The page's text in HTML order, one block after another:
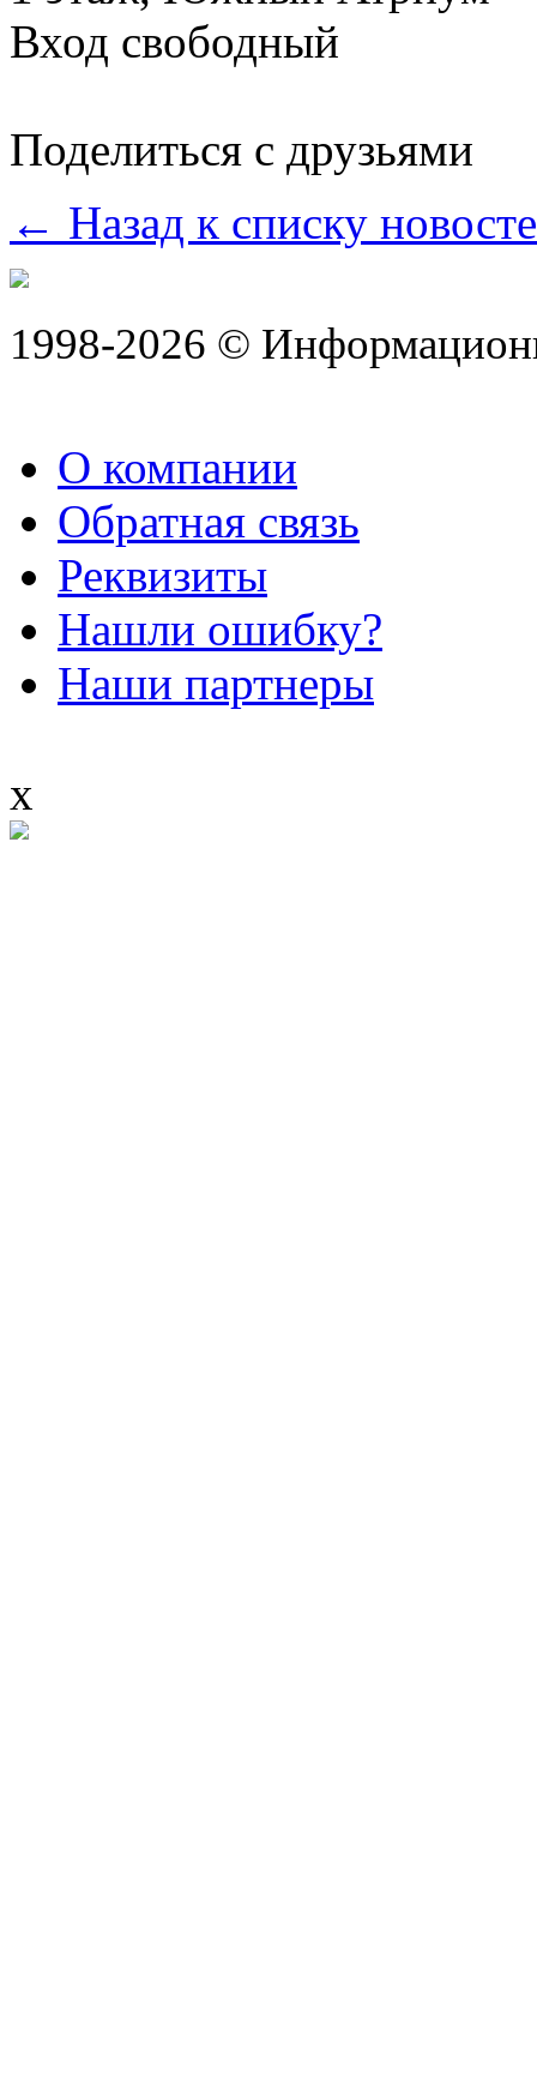
Вход свободный
Поделиться с друзьями
← Назад к списку
1998-2026 ©
О компании
Обратная связь
Реквизиты
Нашли ошибку?
Наши партнеры
x